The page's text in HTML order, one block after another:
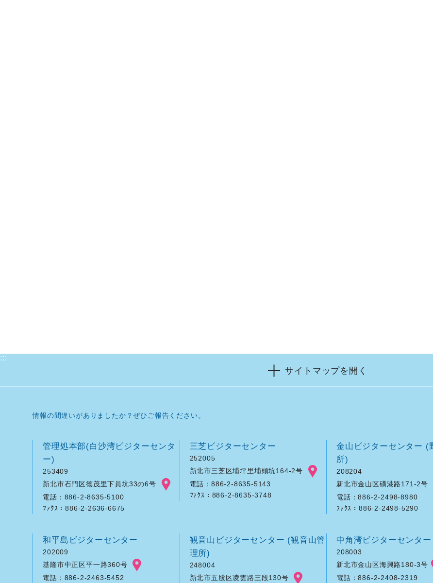
:::
サイトマップを開く
情報の間違いがありましたか？ぜひご報告ください。
管理処本部(白沙湾ビジターセンタ
ー)
253409
新北市石門区徳茂里下員坑33の6号
電話：886-2-8635-5100
ﾌｧｸｽ：886-2-2636-6675
三芝ビジターセンター
252005
新北市三芝区埔坪里埔頭坑164-2号
電話：886-2-8635-5143
ﾌｧｸｽ：886-2-8635-3748
金山ビジターセンター (
所)
208204
新北市金山区磺港路171-2号
電話：886-2-2498-8980
ﾌｧｸｽ：886-2-2498-5290
和平島ビジターセンター
202009
基隆市中正区平一路360号
電話：886-2-2463-5452
観音山ビジターセンター (観音山管
理所)
248004
新北市五股区凌雲路三段130号
中角湾ビジターセンター
208003
新北市金山区海興路180-3号
電話：886-2-2408-2319